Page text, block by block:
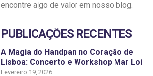
encontre algo de valor em nosso blog.
PUBLICAÇÕES RECENTES
A Magia do Handpan no Coração de
Lisboa: Concerto e Workshop Mar Loi
Fevereiro 19, 2026